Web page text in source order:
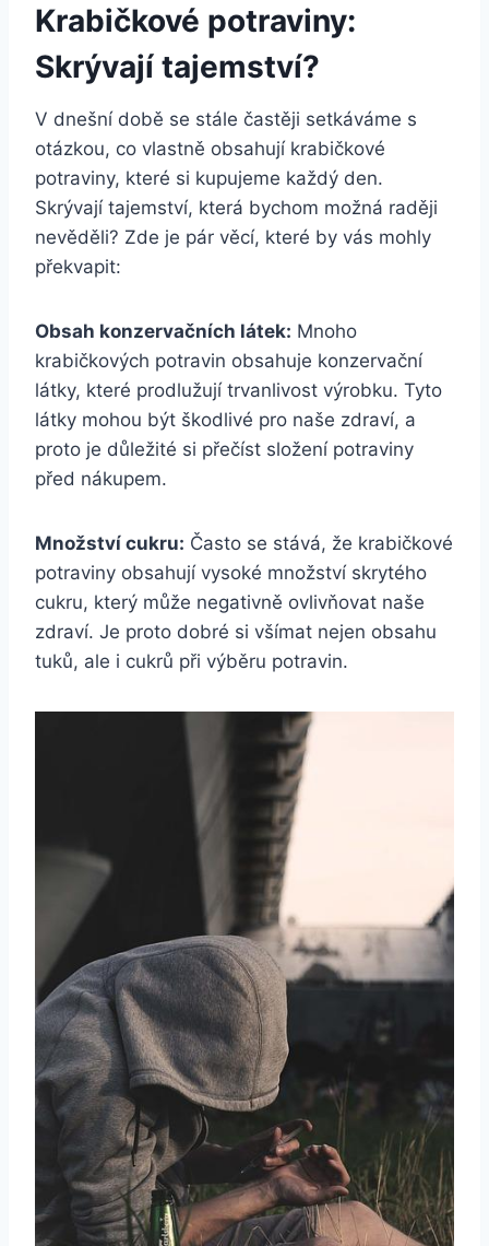
Krabičkové potraviny:
Skrývají tajemství?
V dnešní době se stále častěji setkáváme s
otázkou, co vlastně obsahují krabičkové
potraviny, které si kupujeme každý den.
Skrývají tajemství, která bychom možná raději
nevěděli? Zde je pár věcí, které by vás mohly
překvapit:
Obsah konzervačních látek: Mnoho
krabičkových potravin obsahuje konzervační
látky, které prodlužují trvanlivost výrobku. Tyto
látky mohou být škodlivé pro naše zdraví, a
proto je důležité si přečíst složení potraviny
před nákupem.
Množství cukru: Často se stává, že krabičkové
potraviny obsahují vysoké množství skrytého
cukru, který může negativně ovlivňovat naše
zdraví. Je proto dobré si všímat nejen obsahu
tuků, ale i cukrů při výběru potravin.